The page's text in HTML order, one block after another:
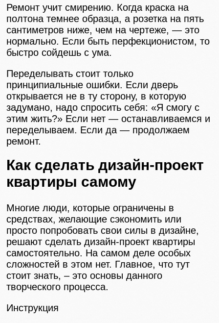
Ремонт учит смирению. Когда краска на
полтона темнее образца, а розетка на пять
сантиметров ниже, чем на чертеже, — это
нормально. Если быть перфекционистом, то
быстро сойдешь с ума.
Переделывать стоит только
принципиальные ошибки. Если дверь
открывается не в ту сторону, в которую
задумано, надо спросить себя: «Я смогу с
этим жить?» Если нет — останавливаемся и
переделываем. Если да — продолжаем
ремонт.
Как сделать дизайн-проект
квартиры самому
Многие люди, которые ограничены в
средствах, желающие сэкономить или
просто попробовать свои силы в дизайне,
решают сделать дизайн-проект квартиры
самостоятельно. На самом деле особых
сложностей в этом нет. Главное, что тут
стоит знать, – это основы данного
творческого процесса.
Инструкция